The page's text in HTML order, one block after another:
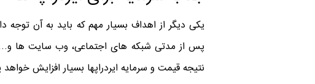
یکی دیگر از اهداف بسیار مهم که باید به آن توجه
پس از مدتی شبکه های اجتماعی، وب سایت ها و…
نتیجه قیمت و سرمایه ایردراپها بسیار افزایش